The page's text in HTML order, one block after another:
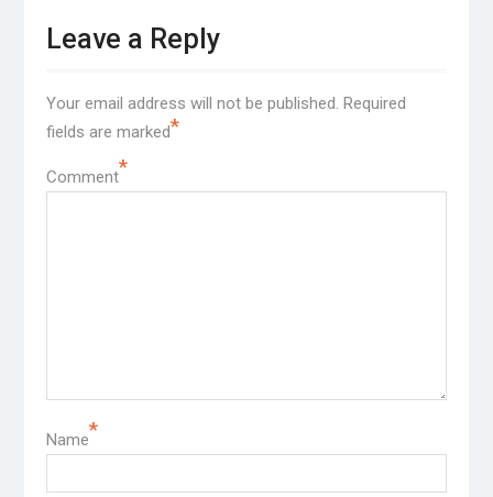
Leave a Reply
Your email address will not be published. Required
fields are marked*
Comment*
Name*